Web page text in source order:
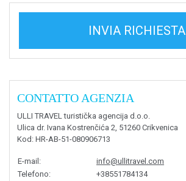
INVIA RICHIESTA
CONTATTO AGENZIA
ULLI TRAVEL turistička agencija d.o.o.
Ulica dr. Ivana Kostrenčića 2, 51260 Crikvenica
Kod : HR-AB-51-080906713
E-mail :
info@ullitravel.com
Telefono: +38551784134